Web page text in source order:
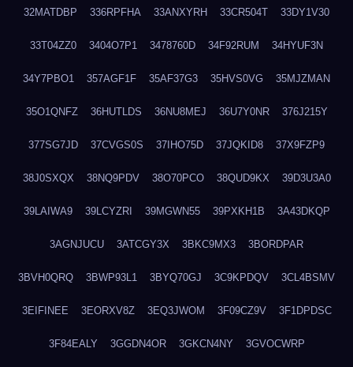
32MATDBP 336RPFHA 33ANXYRH 33CR504T 33DY1V30
33T04ZZ0 3404O7P1 3478760D 34F92RUM 34HYUF3N
34Y7PBO1 357AGF1F 35AF37G3 35HVS0VG 35MJZMAN
35O1QNFZ 36HUTLDS 36NU8MEJ 36U7Y0NR 376J215Y
377SG7JD 37CVGS0S 37IHO75D 37JQKID8 37X9FZP9
38J0SXQX 38NQ9PDV 38O70PCO 38QUD9KX 39D3U3A0
39LAIWA9 39LCYZRI 39MGWN55 39PXKH1B 3A43DKQP
3AGNJUCU 3ATCGY3X 3BKC9MX3 3BORDPAR
3BVH0QRQ 3BWP93L1 3BYQ70GJ 3C9KPDQV 3CL4BSMV
3EIFINEE 3EORXV8Z 3EQ3JWOM 3F09CZ9V 3F1DPDSC
3F84EALY 3GGDN4OR 3GKCN4NY 3GVOCWRP